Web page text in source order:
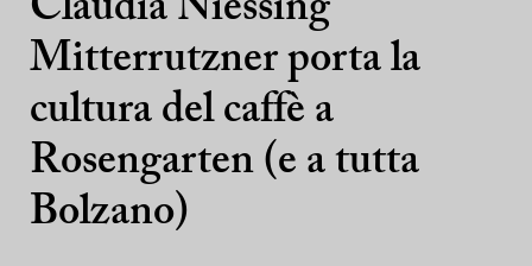
Claudia Niessing
Mitterrutzner porta la
cultura del caffè a
Rosengarten (e a tutta
Bolzano)